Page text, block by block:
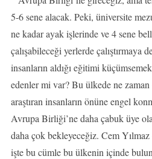
5-6 sene alacak. Peki, üniversite
ne kadar ayak işlerinde ve 4 sene
çalışabileceği yerlerde çalıştırmaya
insanların aldığı eğitimi
edenler mi var? Bu ülkede ne
araştıran insanların önüne engel
Avrupa Birliği’ne daha çabuk üye
daha çok bekleyeceğiz. Cem
işte bu cümle bu ülkenin içinde